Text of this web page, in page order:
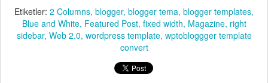
Etiketler: 2 Columns blogger blogger tema blogger templates
Blue and White Featured Post fixed width Magazine right
sidebar Web 2.0 wordpress template wptobloggger template
convert